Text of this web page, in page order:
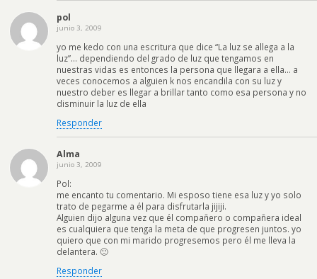
pol
junio 3, 2009
yo me kedo con una escritura que dice “La luz se allega a la
luz”… dependiendo del grado de luz que tengamos en
nuestras vidas es entonces la persona que llegara a ella… a
veces conocemos a alguien k nos encandila con su luz y
nuestro deber es llegar a brillar tanto como esa persona y no
disminuir la luz de ella
Responder
Alma
junio 3, 2009
Pol:
me encanto tu comentario. Mi esposo tiene esa luz y yo solo
trato de pegarme a él para disfrutarla jijiji.
Alguien dijo alguna vez que él compañero o compañera ideal
es cualquiera que tenga la meta de que progresen juntos. yo
quiero que con mi marido progresemos pero él me lleva la
delantera. 🙂
Responder